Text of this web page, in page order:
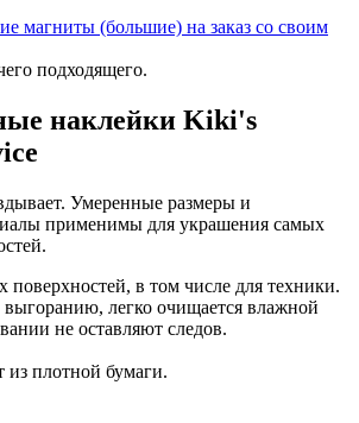
магниты (большие) на заказ со своим
подходящего.
наклейки Kiki's
Умеренные размеры и
применимы для украшения самых
в том числе для техники.
выгоранию, легко очищается влажной
не оставляют следов.
из плотной бумаги.